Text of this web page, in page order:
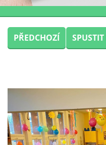
PŘEDCHOZÍ